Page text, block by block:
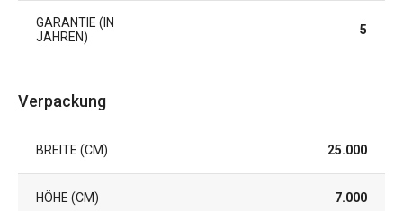
GARANTIE (IN
JAHREN)
5
Verpackung
BREITE (CM) 25.000
HÖHE (CM) 7.000